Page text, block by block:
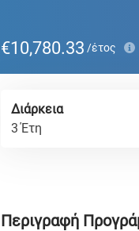
€10,780.33 /έτος
Διάρκεια
3 Έτη
Περιγραφή